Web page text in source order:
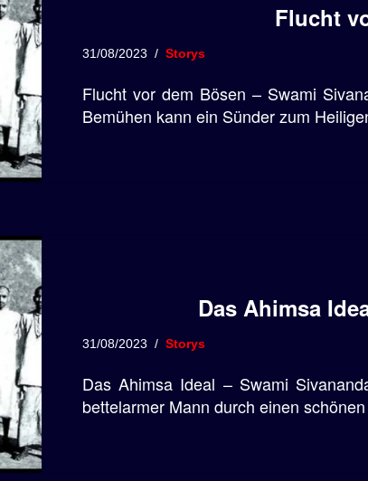
Flucht
31/08/2023 Storys
Flucht vor dem Bösen – Swami
Bemühen kann ein Sünder zum
Das Ahimsa
31/08/2023 Storys
Das Ahimsa Ideal – Swami
bettelarmer Mann durch einen